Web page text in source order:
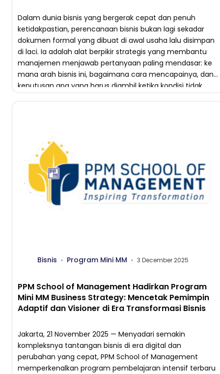
Dalam dunia bisnis yang bergerak cepat dan penuh
ketidakpastian, perencanaan bisnis bukan lagi sekadar
dokumen formal yang dibuat di awal usaha lalu disimpan
di laci. Ia adalah alat berpikir strategis yang membantu
manajemen menjawab pertanyaan paling mendasar: ke
mana arah bisnis ini, bagaimana cara mencapainya, dan
keputusan apa yang harus diambil ketika kondisi tidak
Bisnis Program Mini MM 3 December 2025
PPM School of Management Hadirkan Program
Mini MM Business Strategy: Mencetak Pemimpin
Adaptif dan Visioner di Era Transformasi Bisnis
Jakarta, 21 November 2025 — Menyadari semakin
kompleksnya tantangan bisnis di era digital dan
perubahan yang cepat, PPM School of Management
memperkenalkan program pembelajaran intensif terbaru